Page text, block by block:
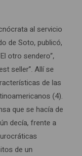
al servicio
de Soto, publicó,
otro sendero”,
seller”. Allí se
de las
(4).
que se hacía de
decía, frente a
de un